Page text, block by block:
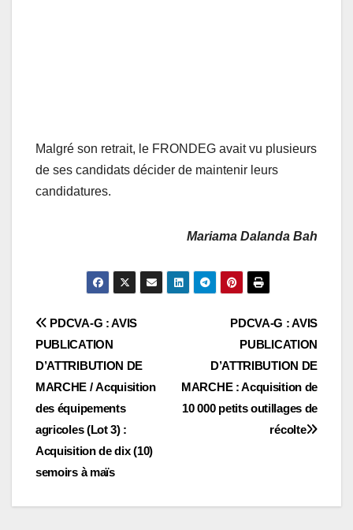
Malgré son retrait, le FRONDEG avait vu plusieurs
de ses candidats décider de maintenir leurs
candidatures.
Mariama Dalanda Bah
Navigation
de
l’article
PDCVA-G : AVIS
PUBLICATION
D’ATTRIBUTION DE
MARCHE : Acquisition de
10 000 petits outillages de
récolte
PDCVA-G : AVIS
PUBLICATION
D’ATTRIBUTION DE
MARCHE / Acquisition
des équipements
agricoles (Lot 3) :
Acquisition de dix (10)
semoirs à maïs